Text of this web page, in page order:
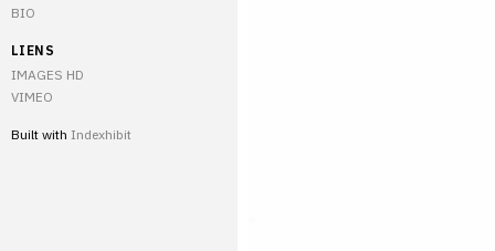
BIO
LIENS
IMAGES HD
VIMEO
Built with Indexhibit